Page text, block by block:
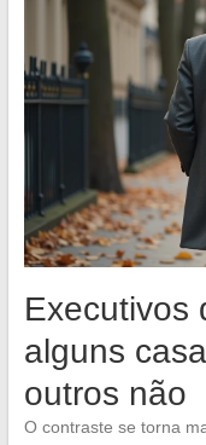
Executivos
alguns
outros não
O contraste se torna